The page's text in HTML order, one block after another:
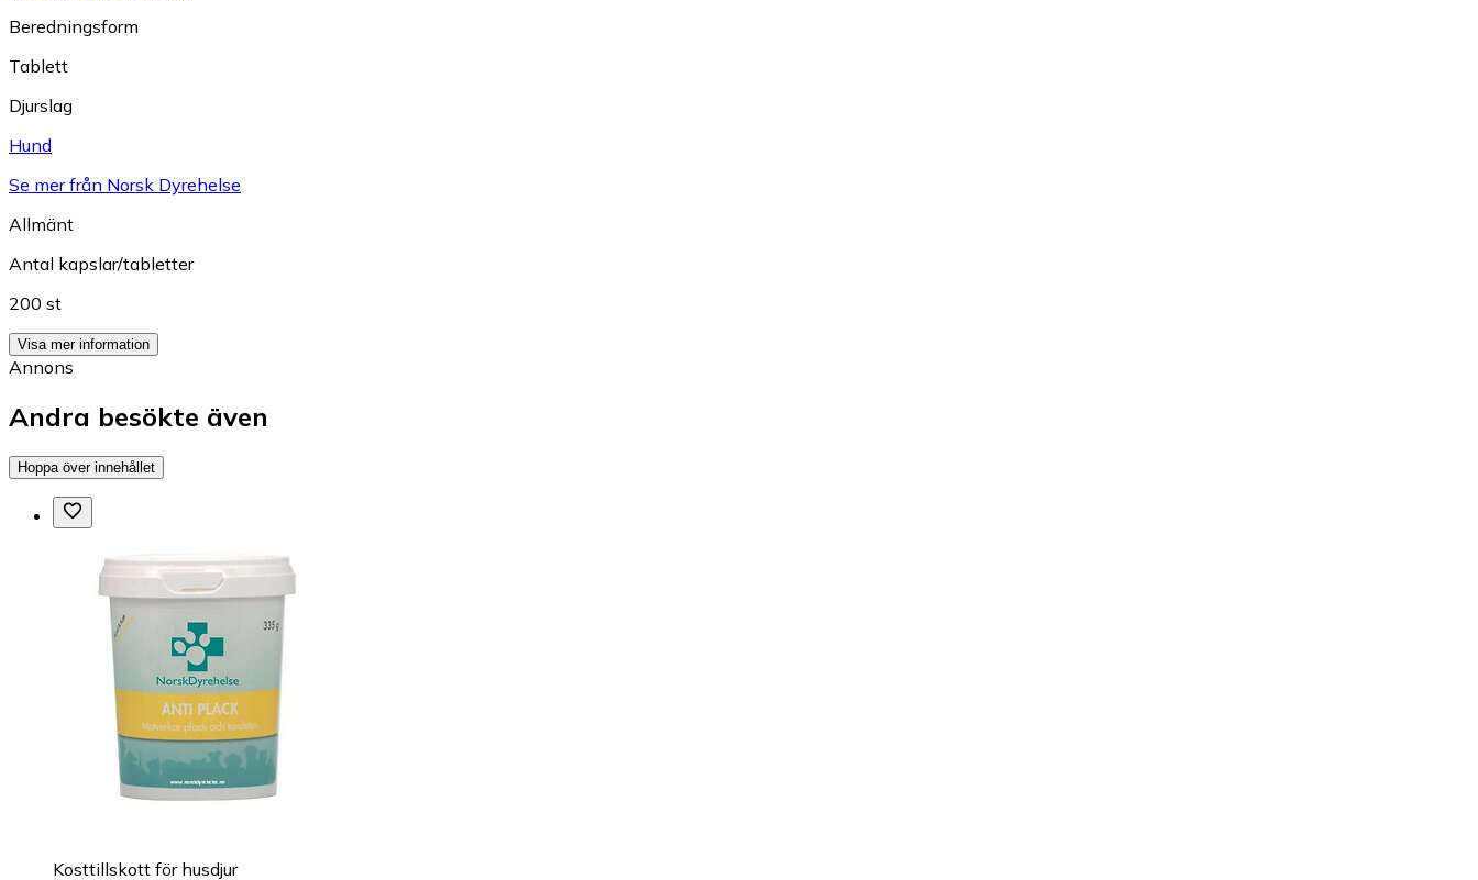
Beredningsform
Tablett
Djurslag
Hund
Se mer från Norsk Dyrehelse
Allmänt
Antal kapslar/tabletter
200 st
Visa mer information
Annons
Andra besökte även
Hoppa över innehållet
Kosttillskott för husdjur